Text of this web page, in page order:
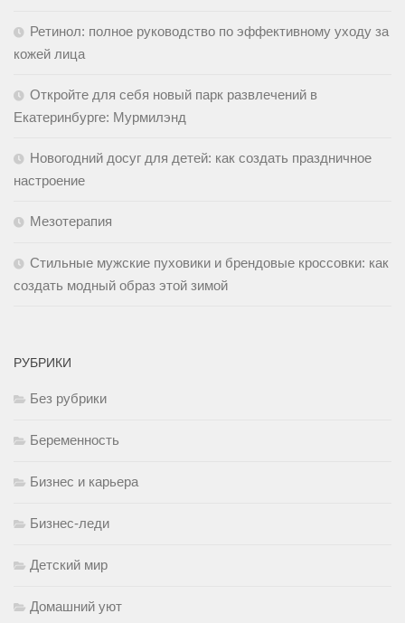
Ретинол: полное руководство по эффективному уходу за
кожей лица
Откройте для себя новый парк развлечений в
Екатеринбурге: Мурмилэнд
Новогодний досуг для детей: как создать праздничное
настроение
Мезотерапия
Стильные мужские пуховики и брендовые кроссовки: как
создать модный образ этой зимой
РУБРИКИ
Без рубрики
Беременность
Бизнес и карьера
Бизнес-леди
Детский мир
Домашний уют